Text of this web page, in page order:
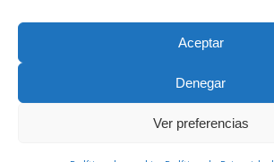
Aceptar
Denegar
Ver preferencias